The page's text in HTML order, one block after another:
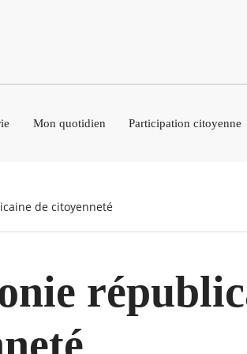
Mon quotidien Participation citoyenne
de citoyenneté